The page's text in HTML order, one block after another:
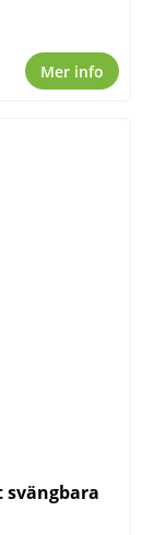
Mer info